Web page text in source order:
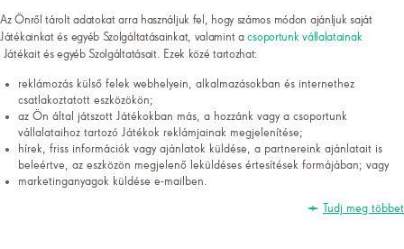
Az Önről tárolt adatokat arra használjuk fel, hogy számos módon ajánljuk saját
Játékainkat és egyéb Szolgáltatásainkat, valamint acsoportunk vállalatainak
Játékait és egyéb Szolgáltatásait. Ezek közé tartozhat:
reklámozás külső felek webhelyein, alkalmazásokban és internethez
csatlakoztatott eszközökön;
az Ön által játszott Játékokban más, a hozzánk vagy a csoportunk
vállalataihoz tartozó Játékok reklámjainak megjelenítése;
hírek, friss információk vagy ajánlatok küldése, a partnereink ajánlatait is
beleértve, az eszközön megjelenő leküldéses értesítések formájában; vagy
marketinganyagok küldése e-mailben.
Tudj meg többet